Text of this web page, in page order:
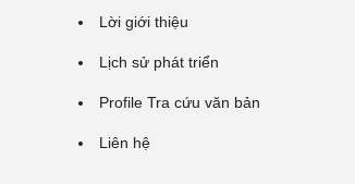
Lời giới thiệu
Lịch sử phát triển
Profile Tra cứu văn bản
Liên hệ